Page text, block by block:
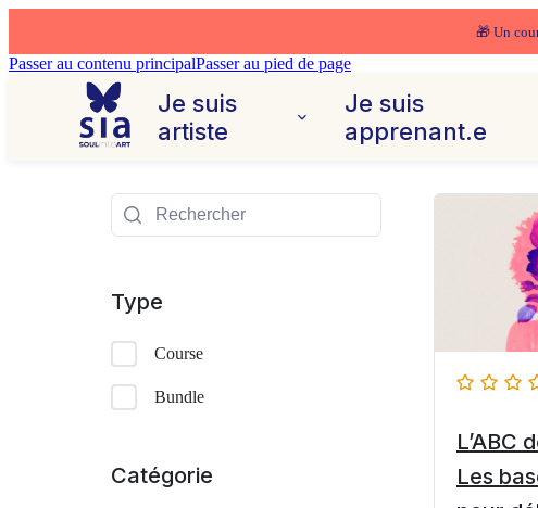
🎁 Un
Passer au contenu principalPasser au pied de page
Je suis
artiste
Je suis
apprenant.e
Type
Course
Bundle
Catégorie
L’ABC
Les